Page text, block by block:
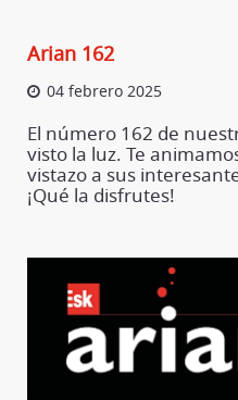
Arian 162
04 febrero 2025
El número 162 de
visto la luz. Te
vistazo a sus
¡Qué la disfrutes!